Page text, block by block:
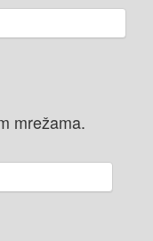
mrežama.